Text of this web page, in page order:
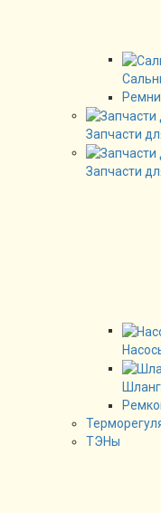
Запчасти
Запчасти
ТЭНы